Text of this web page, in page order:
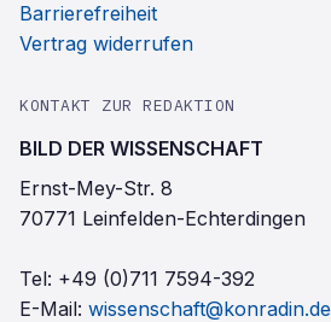
Barrierefreiheit
Vertrag widerrufen
KONTAKT ZUR REDAKTION
BILD DER WISSENSCHAFT
Ernst-Mey-Str. 8
70771 Leinfelden-Echterdingen
Tel: +49 (0)711 7594-392
E-Mail: wissenschaft@konradin.de